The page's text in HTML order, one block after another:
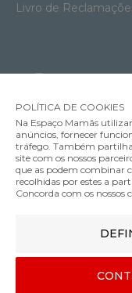
Conjunto de Talhares
Livro de
MÉTODOS DE ENVIO
MÉTODOS DE PAGAMENTO
POLÍTICA DE COOKIES
Na Espaço Mamãs
anúncios, fornecer
tráfego. Também
site com os nossos
que as podem combinar
recolhidas por estes a
Concorda com os nossos